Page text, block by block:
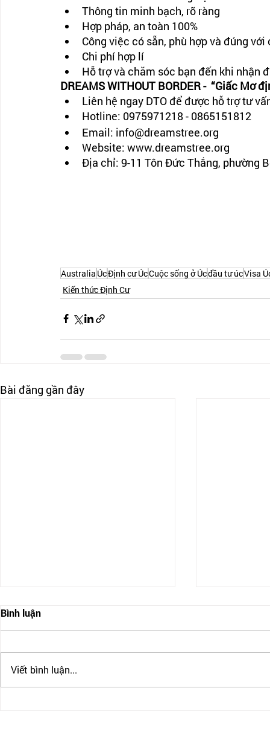
Thông tin minh bạch, rõ ràng
Hợp pháp, an toàn 100%
Công việc có sẵn, phù hợp và đúng
Chi phí hợp lí
Hỗ trợ và chăm sóc bạn đến khi nhận
DREAMS WITHOUT BORDER -  “Giấc Mơ
Liên hệ ngay DTO để được hỗ trợ tư
Hotline: 0975971218 - 0865151812
Email: info@dreamstree.org
Website: www.dreamstree.org
Địa chỉ: 9-11 Tôn Đức Thắng, phường
Australia ÚcĐịnh cư ÚcCuộc sống ở Úcđầu tư úcVisa
Kiến thức Định Cư
Bài đăng gần đây
Bình luận
Viết bình luận...